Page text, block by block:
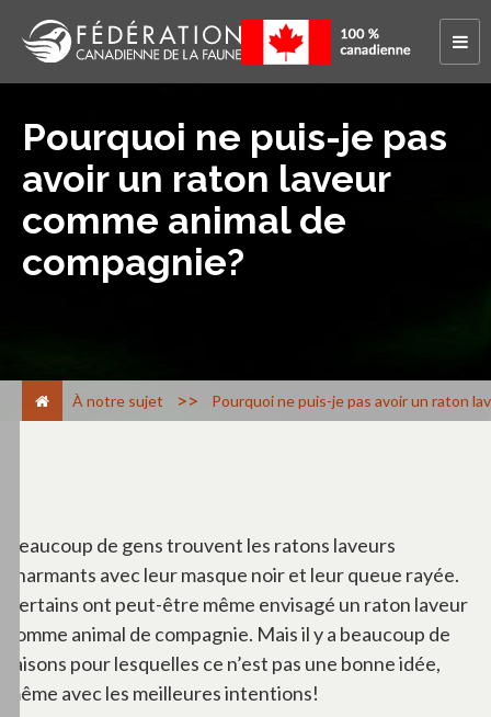
Pourquoi ne puis-je pas
avoir un raton laveur
comme animal de
compagnie?
À notre sujet > Pourquoi ne puis-je pas avoir un raton
Beaucoup de gens trouvent les ratons laveurs
charmants avec leur masque noir et leur queue rayée.
Certains ont peut-être même envisagé un raton laveur
comme animal de compagnie. Mais il y a beaucoup de
raisons pour lesquelles ce n’est pas une bonne idée,
même avec les meilleures intentions!